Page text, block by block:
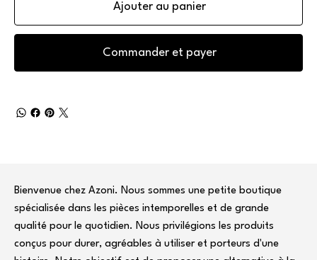
Ajouter au panier
Commander et payer
Bienvenue chez Azoni. Nous sommes une petite boutique
spécialisée dans les pièces intemporelles et de grande
qualité pour le quotidien. Nous privilégions les produits
conçus pour durer, agréables à utiliser et porteurs d'une